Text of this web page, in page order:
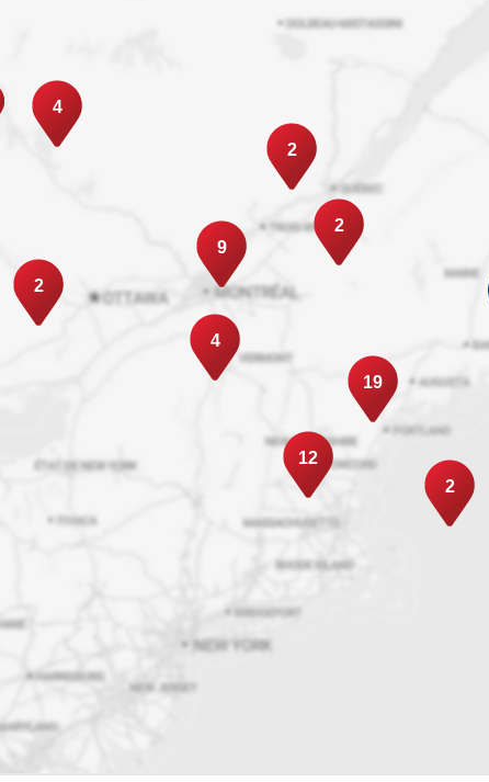
4
2
12
2
2
19
2
9
4